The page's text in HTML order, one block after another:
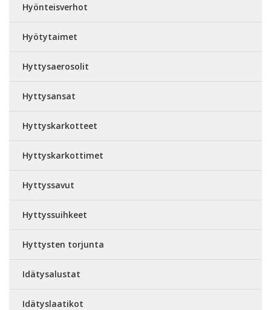
Hyönteisverhot
Hyötytaimet
Hyttysaerosolit
Hyttysansat
Hyttyskarkotteet
Hyttyskarkottimet
Hyttyssavut
Hyttyssuihkeet
Hyttysten torjunta
Idätysalustat
Idätyslaatikot